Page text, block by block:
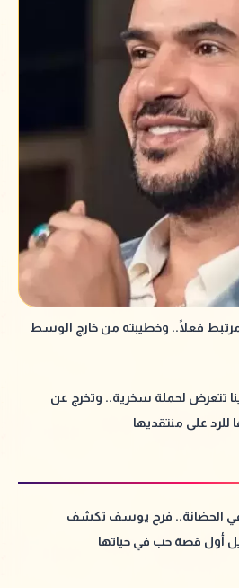
فعلًا.. وخطيبته من خارج الوسط
تتعرض لحملة سخرية.. وتخرج عن
للرد على منتقديها
الحضانة.. فرح يوسف تكشف
أول قصة حب في حياتها